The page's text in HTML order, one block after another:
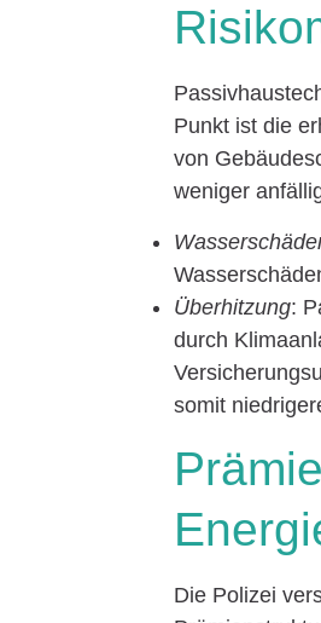
Punkt ist die
von
weniger
Überhitzung:
durch
somit
Die Polizei